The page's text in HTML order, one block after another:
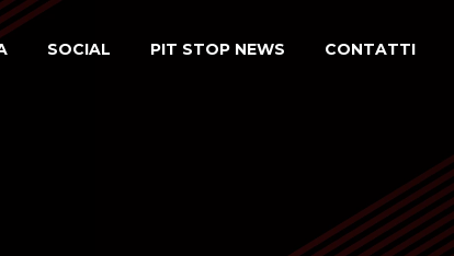
SOCIAL PIT STOP NEWS CONTATTI